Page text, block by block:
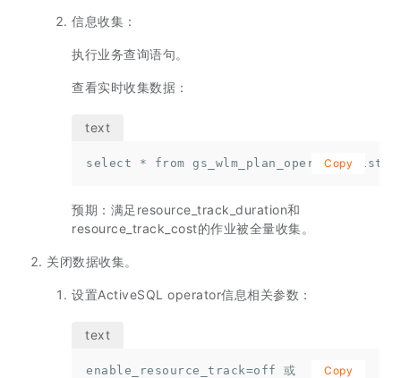
信息收集：
执行业务查询语句。
查看实时收集数据：
select * from Copy
预期：满足resource_track_duration和
resource_track_cost的作业被全量收集。
关闭数据收集。
设置ActiveSQL operator信息相关参数：
enable_resource_track=off 或
Copy